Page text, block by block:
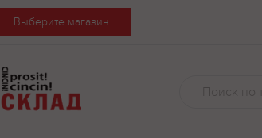
Выберите магазин